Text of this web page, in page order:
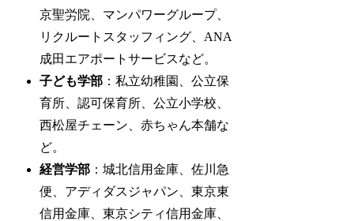
京聖労院、マンパワーグループ、
リクルートスタッフィング、ANA
成田エアポートサービスなど。
子ども学部 ：私立幼稚園、公立保
育所、認可保育所、公立小学校、
西松屋チェーン、赤ちゃん本舗な
ど。
経営学部 ：城北信用金庫、佐川急
便、アディダスジャパン、東京東
信用金庫、東京シティ信用金庫、